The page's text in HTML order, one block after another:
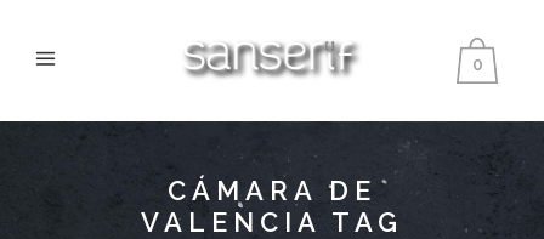
0
CÁMARA DE
VALENCIA TAG